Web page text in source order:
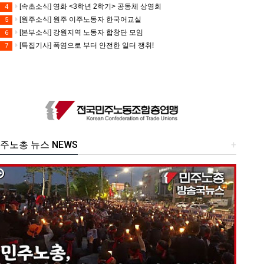
4 [속초소식] 영화 <3학년 2학기> 공동체 상영회
5 [원주소식] 원주 이주노동자 한국어교실
6 [본부소식] 강원지역 노동자 합창단 모임
7 [특집기사] 폭염으로 부터 안전한 일터 쟁취!
+
노총 뉴스 NEWS